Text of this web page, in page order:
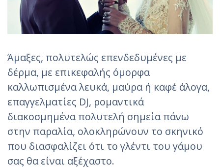
Άμαξες, πολυτελώς επενδεδυμένες με
δέρμα, με επικεφαλής όμορφα
καλλωπισμένα λευκά, μαύρα ή καφέ άλογα,
επαγγελματίες DJ, ρομαντικά
διακοσμημένα πολυτελή σημεία πάνω
στην παραλία, ολοκληρώνουν το σκηνικό
που διασφαλίζει ότι το γλέντι του γάμου
σας θα είναι αξέχαστο.